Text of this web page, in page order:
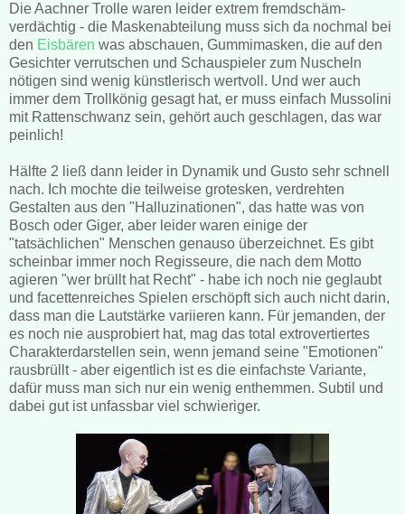
Die Aachner Trolle waren leider extrem fremdschäm-
verdächtig - die Maskenabteilung muss sich da nochmal bei
den Eisbären was abschauen, Gummimasken, die auf den
Gesichter verrutschen und Schauspieler zum Nuscheln
nötigen sind wenig künstlerisch wertvoll. Und wer auch
immer dem Trollkönig gesagt hat, er muss einfach Mussolini
mit Rattenschwanz sein, gehört auch geschlagen, das war
peinlich!
Hälfte 2 ließ dann leider in Dynamik und Gusto sehr schnell
nach. Ich mochte die teilweise grotesken, verdrehten
Gestalten aus den "Halluzinationen", das hatte was von
Bosch oder Giger, aber leider waren einige der
"tatsächlichen" Menschen genauso überzeichnet. Es gibt
scheinbar immer noch Regisseure, die nach dem Motto
agieren "wer brüllt hat Recht" - habe ich noch nie geglaubt
und facettenreiches Spielen erschöpft sich auch nicht darin,
dass man die Lautstärke variieren kann. Für jemanden, der
es noch nie ausprobiert hat, mag das total extrovertiertes
Charakterdarstellen sein, wenn jemand seine "Emotionen"
rausbrüllt - aber eigentlich ist es die einfachste Variante,
dafür muss man sich nur ein wenig enthemmen. Subtil und
dabei gut ist unfassbar viel schwieriger.